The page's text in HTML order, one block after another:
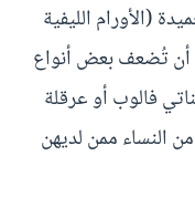
(الأورام الليفية
أن تُضعف بعض أنواع
فالوب أو عرقلة
النساء ممن لديهن